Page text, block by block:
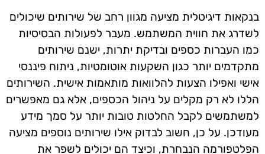
בנקאות דיגיטלית מציעה מגוון רחב של שירותים שיכולים
לשדרג את חווית המשתמש. מעבר לפעולות הבסיסיות
כמו העברות כספים ובדיקת יתרות, ישנם שירותים
מתקדמים יותר כגון השקעות אוטומטיות, ניתוח פיננסי
אישי ואפילו הצעות להלוואות מותאמות אישית. השירותים
הללו לא רק מקלים על ניהול הכספים, אלא גם מאפשרים
למשתמשים לקבל החלטות טובות יותר על סמך מידע
מעודכן. על כן, חשוב לבדוק אילו שירותים נוספים מציעה
הפלטפורמה הנבחרת, וכיצד הם יכולים לשפר את